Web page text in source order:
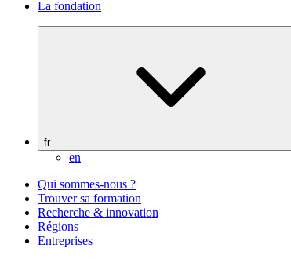
La fondation
fr
en
Qui sommes-nous ?
Trouver sa formation
Recherche & innovation
Régions
Entreprises